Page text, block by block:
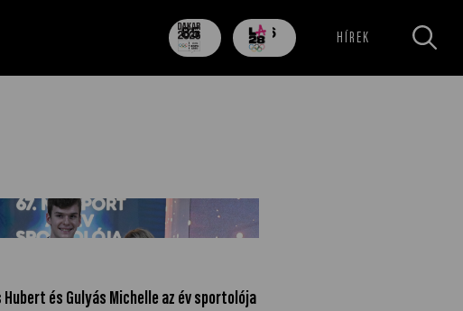
85
nap
706
nap HÍREK
Hubert és Gulyás Michelle az év
Hubert és Gulyás Michelle az év sportolója